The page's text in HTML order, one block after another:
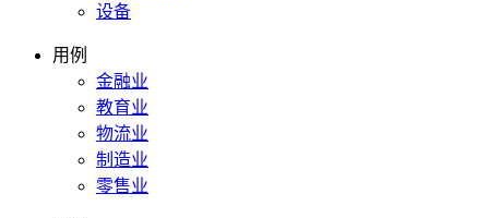
设备
用例
金融业
教育业
物流业
制造业
零售业